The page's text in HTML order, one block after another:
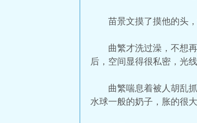
苗景文摸了摸他的头
曲繁才洗过澡，不想
后，空间显得很私密，光
曲繁喘息着被人胡乱
水球一般的奶子，胀的很大